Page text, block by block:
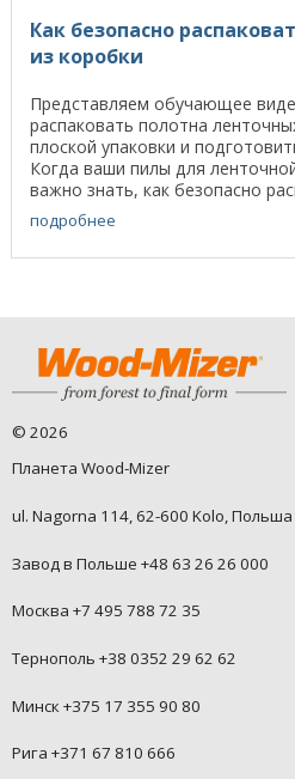
Как безопасно
из коробки
Представляем обучающее
распаковать полотна
плоской упаковки и
Когда ваши пилы для
важно знать, как безопасно
подробнее
© 2026
Планета Wood-Mizer
ul. Nagorna 114, 62-600 Kolo, Польша
Завод в Польше +48 63 26 26 000
Москва +7 495 788 72 35
Тернополь +38 0352 29 62 62
Минск +375 17 355 90 80
Рига +371 67 810 666